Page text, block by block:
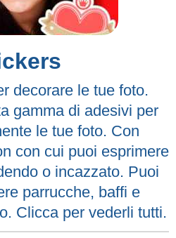
decorare le tue foto.
gamma di adesivi per
le tue foto. Con
con cui puoi esprimere
o incazzato. Puoi
parrucche, baffi e
Clicca per vederli tutti.